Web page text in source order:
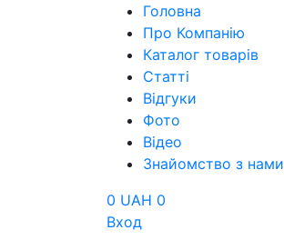
Головна
Про Компанію
Каталог товарів
Статті
Відгуки
Фото
Відео
Знайомство з нами
0 UAH 0
Вход